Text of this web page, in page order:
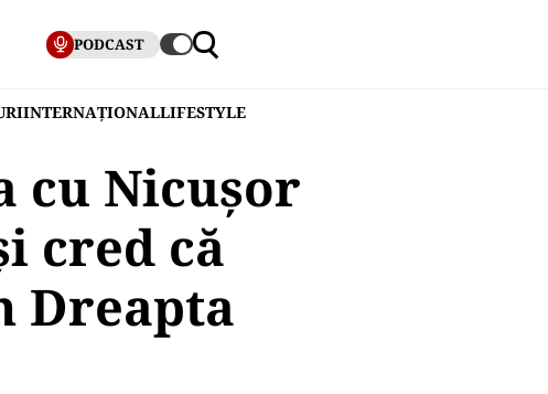
PODCAST
INTERNAȚIONALLIFESTYLE
cu Nicuşor
cred că
Dreapta